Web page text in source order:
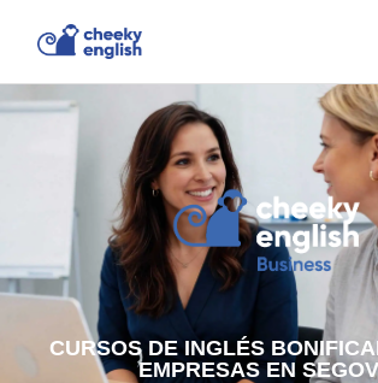
CURSOS DE INGLÉS
EMPRESAS EN